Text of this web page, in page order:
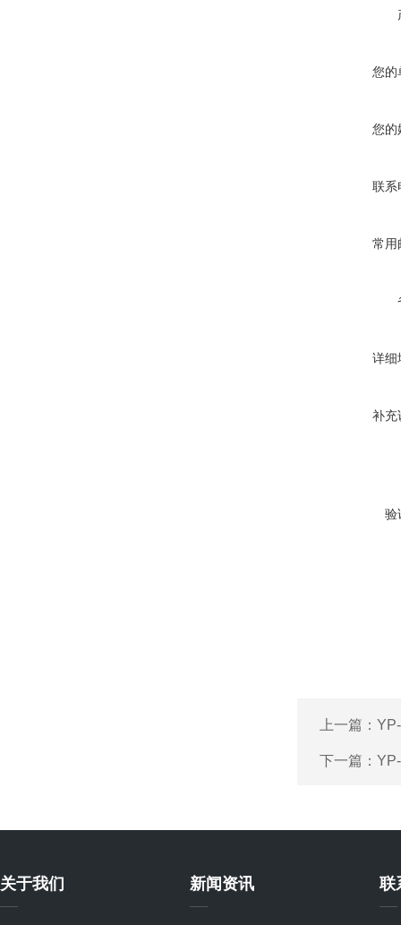
您的
您的
联系
常用
详细
补充
验
上一篇：
下一篇：
关于我们 新闻资讯 联